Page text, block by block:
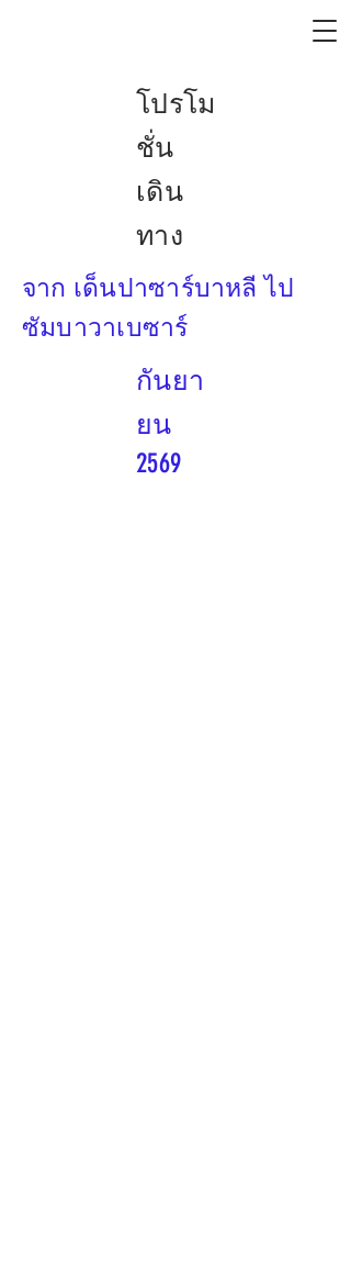
โปรโม
ชั่น
เดิน
ทาง
จาก เด็นปาซาร์บาหลี ไป
ซัมบาวาเบซาร์
กันยา
ยน
2569